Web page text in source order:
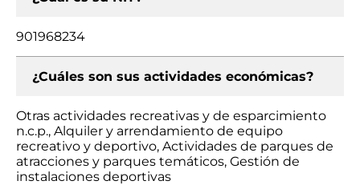
901968234
¿Cuáles son sus actividades económicas?
Otras actividades recreativas y de esparcimiento
n.c.p., Alquiler y arrendamiento de equipo
recreativo y deportivo, Actividades de parques de
atracciones y parques temáticos, Gestión de
instalaciones deportivas